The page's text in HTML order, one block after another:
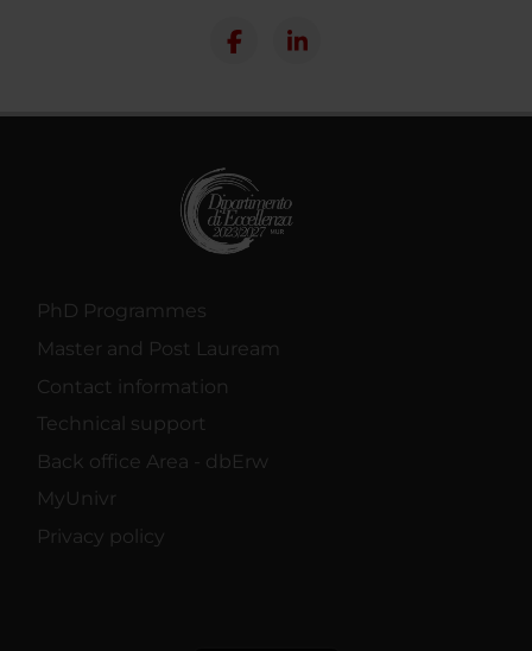
PhD Programmes
Master and Post Lauream
Contact information
Technical support
Back office Area - dbErw
MyUnivr
Privacy policy